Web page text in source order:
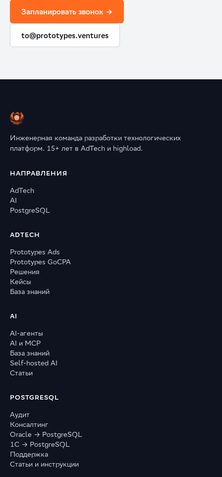
Запланировать звонок →
to@prototypes.ventures
Инженерная команда разработки технологических
платформ. 15+ лет в AdTech и highload.
НАПРАВЛЕНИЯ
AdTech
AI
PostgreSQL
ADTECH
Prototypes Ads
Prototypes GoCPA
Решения
Кейсы
База знаний
AI
AI-агенты
AI и MCP
База знаний
Self-hosted AI
Статьи
POSTGRESQL
Аудит
Консалтинг
Oracle → PostgreSQL
1С → PostgreSQL
Поддержка
Статьи и инструкции